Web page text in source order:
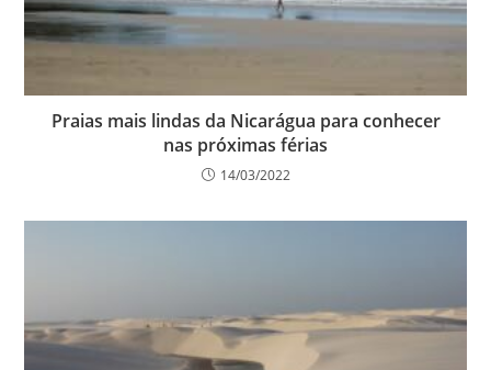
Praias mais lindas da Nicarágua para conhecer
nas próximas férias
14/03/2022